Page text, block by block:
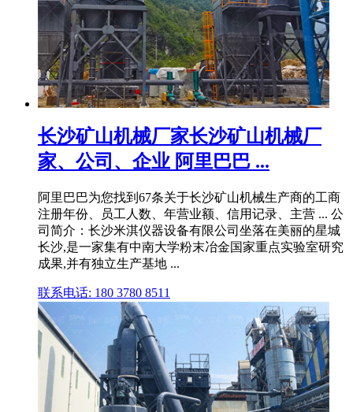
长沙矿山机械厂家长沙矿山机械厂
家、公司、企业 阿里巴巴 ...
阿里巴巴为您找到67条关于长沙矿山机械生产商的工商
注册年份、员工人数、年营业额、信用记录、主营 ... 公
司简介：长沙米淇仪器设备有限公司坐落在美丽的星城
长沙,是一家集有中南大学粉末冶金国家重点实验室研究
成果,并有独立生产基地 ...
联系电话: 180 3780 8511